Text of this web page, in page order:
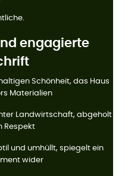
engagierte
Schönheit, das Haus
Materialien
Landwirtschaft, abgeholt
Respekt
und umhüllt, spiegelt ein
wider